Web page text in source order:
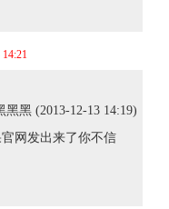
黑 (2013-12-13 14:19)
网发出来了你不信